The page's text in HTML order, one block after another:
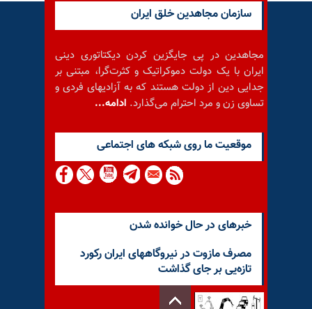
سازمان مجاهدین خلق ایران
مجاهدین در پی جایگزین کردن دیکتاتوری دینی
ایران با یک دولت دموکراتیک و کثرت‌گرا، مبتنی بر
جدایی دین از دولت هستند که به آزادیهای فردی و
تساوی زن و مرد احترام می‌گذارد. ادامه...
موقعيت ما روى شبكه هاى اجتماعى
خبرهای در حال خوانده شدن
مصرف مازوت در نیروگاههای ایران رکورد
تازه‌یی بر جای گذاشت